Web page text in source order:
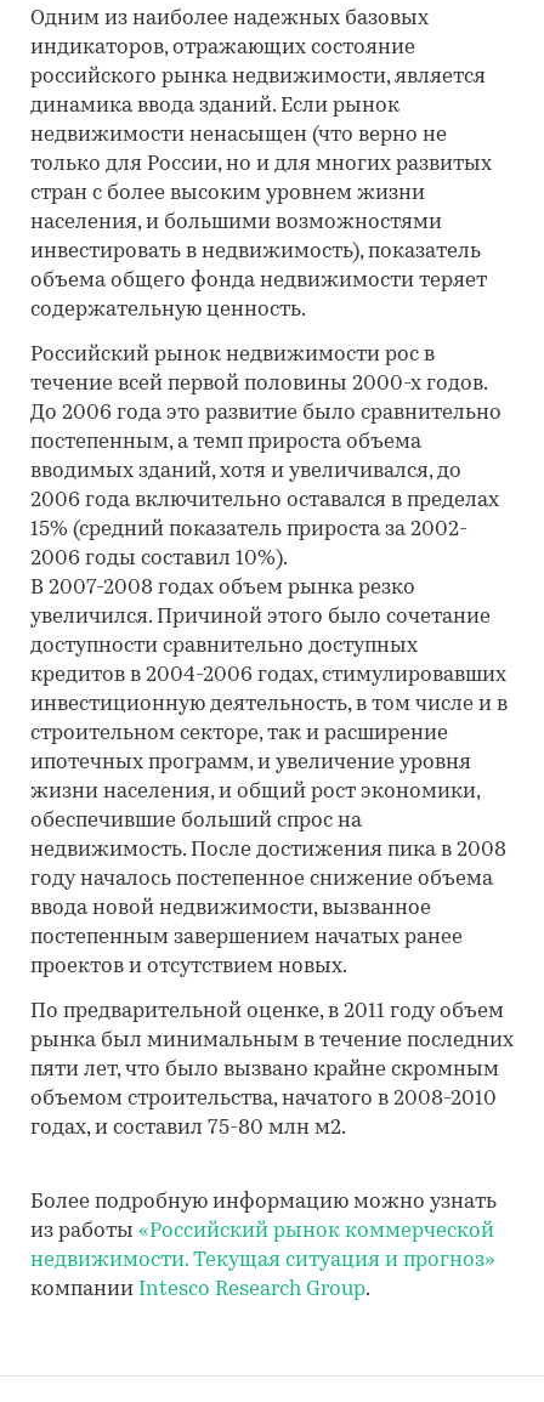
Одним из наиболее надежных базовых
индикаторов, отражающих состояние
российского рынка недвижимости, является
динамика ввода зданий. Если рынок
недвижимости ненасыщен (что верно не
только для России, но и для многих развитых
стран с более высоким уровнем жизни
населения, и большими возможностями
инвестировать в недвижимость), показатель
объема общего фонда недвижимости теряет
содержательную ценность.
Российский рынок недвижимости рос в
течение всей первой половины 2000-х годов.
До 2006 года это развитие было сравнительно
постепенным, а темп прироста объема
вводимых зданий, хотя и увеличивался, до
2006 года включительно оставался в пределах
15% (средний показатель прироста за 2002-
2006 годы составил 10%).
В 2007-2008 годах объем рынка резко
увеличился. Причиной этого было сочетание
доступности сравнительно доступных
кредитов в 2004-2006 годах, стимулировавших
инвестиционную деятельность, в том числе и в
строительном секторе, так и расширение
ипотечных программ, и увеличение уровня
жизни населения, и общий рост экономики,
обеспечившие больший спрос на
недвижимость. После достижения пика в 2008
году началось постепенное снижение объема
ввода новой недвижимости, вызванное
постепенным завершением начатых ранее
проектов и отсутствием новых.
По предварительной оценке, в 2011 году объем
рынка был минимальным в течение последних
пяти лет, что было вызвано крайне скромным
объемом строительства, начатого в 2008-2010
годах, и составил 75-80 млн м2.
Более подробную информацию можно узнать
из работы «Российский рынок коммерческой
недвижимости. Текущая ситуация и прогноз»
компании Intesco Research Group.